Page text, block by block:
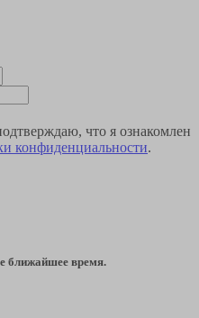
что я ознакомлен
конфиденциальности.
ближайшее время.